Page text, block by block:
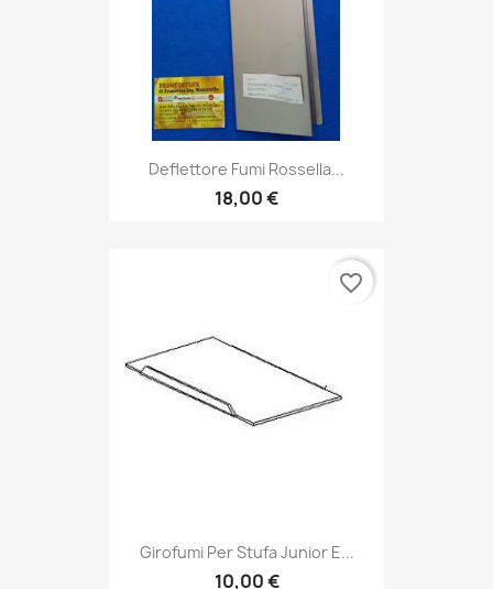
Deflettore Fumi Rossella...
18,00 €
Girofumi Per Stufa Junior E...
10,00 €
favorite_border